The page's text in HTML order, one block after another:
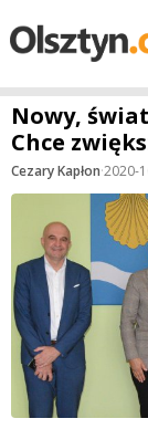
Nowy,
Chce
Cezary Kapłon·2020-